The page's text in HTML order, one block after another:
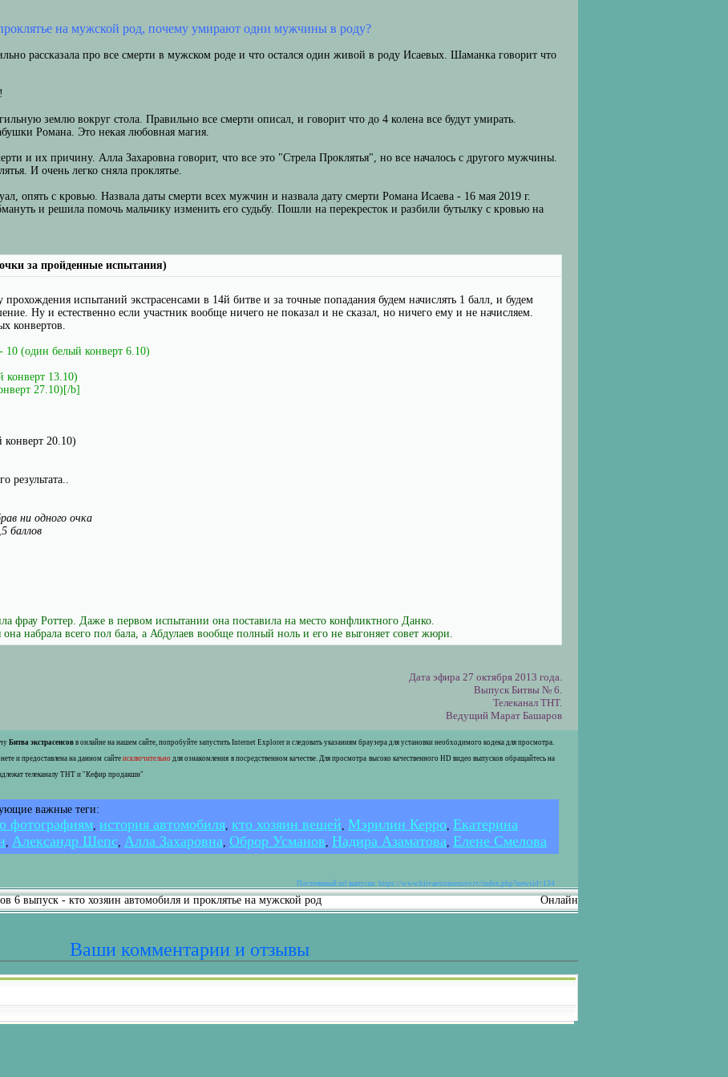
на мужской род, почему умирают одни мужчины в роду?
рассказала про все смерти в мужском роде и что остался один живой в роду Исаевых. Шаманка говорит что
землю вокруг стола. Правильно все смерти описал, и говорит что до 4 колена все будут умирать.
Романа. Это некая любовная магия.
и их причину. Алла Захаровна говорит, что все это "Стрела Проклятья", но все началось с другого мужчины.
И очень легко сняла проклятье.
опять с кровью. Назвала даты смерти всех мужчин и назвала дату смерти Романа Исаева - 16 мая 2019 г.
и решила помочь мальчику изменить его судьбу. Пошли на перекресток и разбили бутылку с кровью на
за пройденные испытания)
испытаний экстрасенсами в 14й битве и за точные попадания будем начислять 1 балл, и будем
Ну и естественно если участник вообще ничего не показал и не сказал, но ничего ему и не начисляем.
конвертов.
(один белый конверт 6.10)
13.10)
27.10)[/b]
20.10)
результата..
ни одного очка
баллов
фрау Роттер. Даже в первом испытании она поставила на место конфликтного Данко.
набрала всего пол бала, а Абдулаев вообще полный ноль и его не выгоняет совет жюри.
Дата эфира 27 октября 2013 года.
Выпуск Битвы № 6.
Телеканал ТНТ.
Ведущий Марат Башаров
Битва экстрасенсов в онлайне на нашем сайте, попробуйте запустить Internet Explorer и следовать указаниям браузера для установки необходимого кодека для просмотра.
и предоставлена на данном сайте исключительнодля ознакомления в посредственном качестве. Для просмотра высоко качественного HD видео выпусков обращайтесь на
телеканалу ТНТ и "Кефир продакшн"
важные теги:
фотографиям,история автомобиля,кто хозяин вещей,Мэрилин Керро,Екатерина
,Александр Шепс,Алла Захаровна,Оброр Усманов,Надира Азаматова,Елене Смелова
Постоянный url выпуска: https://www.bitvaextrasensov.tv/index.php?newsid=134
6 выпуск - кто хозяин автомобиля и проклятье на мужской род Онлайн
Ваши комментарии и отзывы